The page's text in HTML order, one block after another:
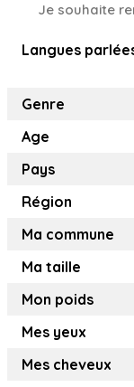
Je souhaite
Langues
Genre
Age
Pays
Région
Ma commune
Ma taille
Mon poids
Mes yeux
Mes cheveux